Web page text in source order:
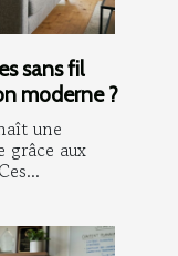
sans fil
moderne ?
une
grâce aux